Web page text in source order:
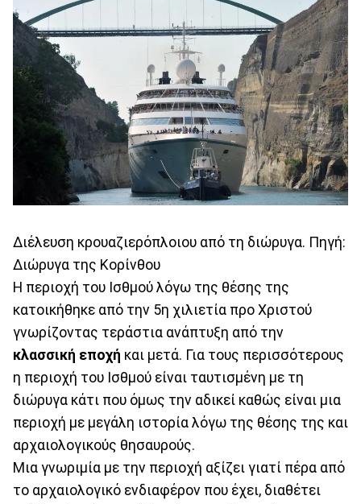
Διέλευση κρουαζιερόπλοιου από τη διώρυγα. Πηγή:
Διώρυγα της Κορίνθου
Η περιοχή του Ισθμού λόγω της θέσης της
κατοικήθηκε από την 5η χιλιετία προ Χριστού
γνωρίζοντας τεράστια ανάπτυξη από την
κλασσική εποχή και μετά. Για τους περισσότερους
η περιοχή του Ισθμού είναι ταυτισμένη με τη
διώρυγα κάτι που όμως την αδικεί καθώς είναι μια
περιοχή με μεγάλη ιστορία λόγω της θέσης της και
αρχαιολογικούς θησαυρούς.
Μια γνωριμία με την περιοχή αξίζει γιατί πέρα από
το αρχαιολογικό ενδιαφέρον που έχει, διαθέτει